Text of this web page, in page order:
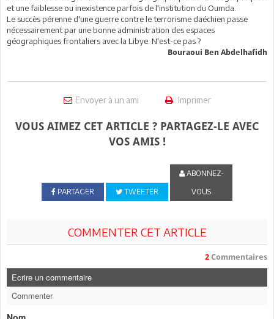
et une faiblesse ou inexistence parfois de l'institution du Oumda.
Le succès pérenne d'une guerre contre le terrorisme daéchien passe
nécessairement par une bonne administration des espaces
géographiques frontaliers avec la Libye. N'est-ce pas ?
Bouraoui Ben Abdelhafidh
Envoyer à un ami Imprimer
VOUS AIMEZ CET ARTICLE ? PARTAGEZ-LE AVEC
VOS AMIS !
PARTAGER TWEETER
ABONNEZ-
VOUS
COMMENTER CET ARTICLE
2 Commentaires
Ecrire un commentaire
Commenter